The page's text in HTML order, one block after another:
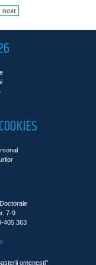
next
7-9
405 363
omeneşti"